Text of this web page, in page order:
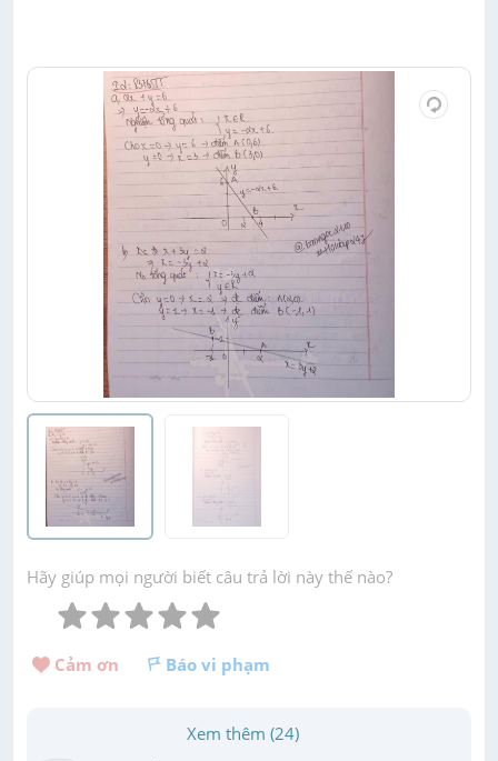
Hãy giúp mọi người biết câu trả lời này thế nào?
Cảm ơn Báo vi phạm
Xem thêm (24)